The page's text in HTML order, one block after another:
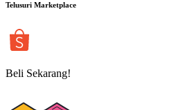
Telusuri Marketplace
Beli Sekarang!